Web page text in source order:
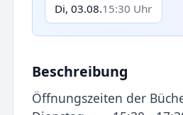
Di, 03.08.15:30 Uhr
Beschreibung
Öffnungszeiten der